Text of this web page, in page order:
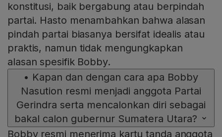
konstitusi, baik bergabung atau berpindah
partai. Hasto menambahkan bahwa alasan
pindah partai biasanya bersifat idealis atau
praktis, namun tidak mengungkapkan
alasan spesifik Bobby.
• Kapan dan dengan cara apa Bobby
Nasution resmi menjadi anggota Partai
Gerindra serta mencalonkan diri sebagai
bakal calon gubernur Sumatera Utara?
Bobby resmi menerima kartu tanda anggota